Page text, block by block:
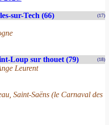
sur-Tech (66) (17)
Loup sur thouet (79) (18)
Leurent
Saint-Saëns (le Carnaval des